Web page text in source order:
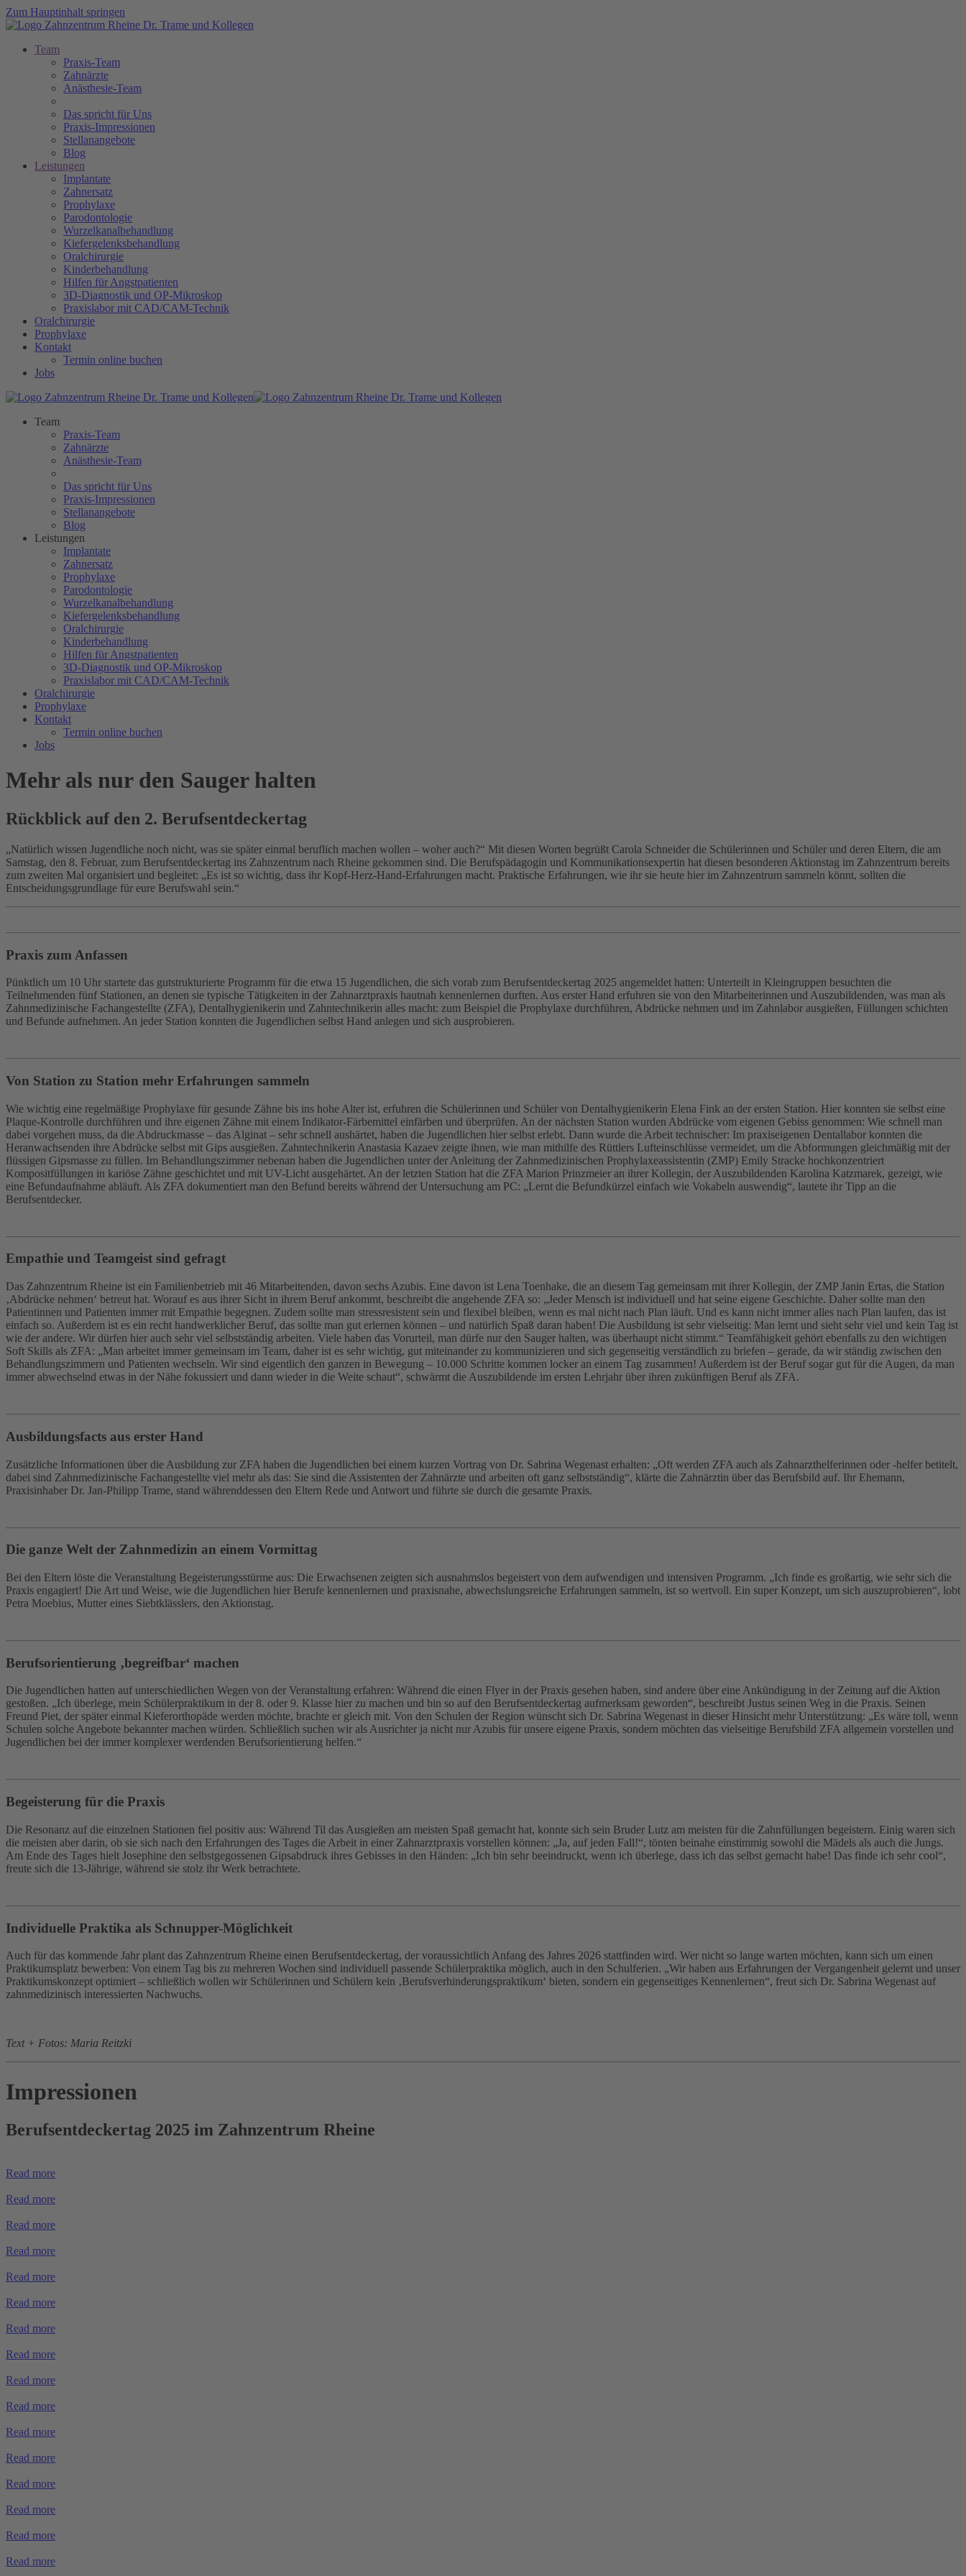
Zum Hauptinhalt springen
Team
Praxis-Team
Zahnärzte
Anästhesie-Team
Das spricht für Uns
Praxis-Impressionen
Stellanangebote
Blog
Leistungen
Implantate
Zahnersatz
Prophylaxe
Parodontologie
Wurzelkanalbehandlung
Kiefergelenksbehandlung
Oralchirurgie
Kinderbehandlung
Hilfen für Angstpatienten
3D-Diagnostik und OP-Mikroskop
Praxislabor mit CAD/CAM-Technik
Oralchirurgie
Prophylaxe
Kontakt
Termin online buchen
Jobs
Team
Praxis-Team
Zahnärzte
Anästhesie-Team
Das spricht für Uns
Praxis-Impressionen
Stellanangebote
Blog
Leistungen
Implantate
Zahnersatz
Prophylaxe
Parodontologie
Wurzelkanalbehandlung
Kiefergelenksbehandlung
Oralchirurgie
Kinderbehandlung
Hilfen für Angstpatienten
3D-Diagnostik und OP-Mikroskop
Praxislabor mit CAD/CAM-Technik
Oralchirurgie
Prophylaxe
Kontakt
Termin online buchen
Jobs
Mehr als nur den Sauger halten
Rückblick auf den 2. Berufs­entdeckertag
„Natürlich wissen Jugendliche noch nicht, was sie später einmal beruflich machen wollen – woher auch?“ Mit diesen Worten begrüßt Carola Schneider die Schülerinnen und Schüler und deren Eltern, die am
Samstag, den 8. Februar, zum Berufsentdeckertag ins Zahnzentrum nach Rheine gekommen sind. Die Berufspädagogin und Kommunikationsexpertin hat diesen besonderen Aktionstag im Zahnzentrum bereits
zum zweiten Mal organisiert und begleitet: „Es ist so wichtig, dass ihr Kopf-Herz-Hand-Erfahrungen macht. Praktische Erfahrungen, wie ihr sie heute hier im Zahnzentrum sammeln könnt, sollten die
Entscheidungsgrundlage für eure Berufswahl sein.“
Praxis zum Anfassen
Pünktlich um 10 Uhr startete das gutstrukturierte Programm für die etwa 15 Jugendlichen, die sich vorab zum Berufsentdeckertag 2025 angemeldet hatten: Unterteilt in Kleingruppen besuchten die
Teilnehmenden fünf Stationen, an denen sie typische Tätigkeiten in der Zahnarztpraxis hautnah kennenlernen durften. Aus erster Hand erfuhren sie von den Mitarbeiterinnen und Auszubildenden, was man als
Zahnmedizinische Fachangestellte (ZFA), Dentalhygienikerin und Zahntechnikerin alles macht: zum Beispiel die Prophylaxe durchführen, Abdrücke nehmen und im Zahnlabor ausgießen, Füllungen schichten
und Befunde aufnehmen. An jeder Station konnten die Jugendlichen selbst Hand anlegen und sich ausprobieren.
Von Station zu Station mehr Erfahrungen sammeln
Wie wichtig eine regelmäßige Prophylaxe für gesunde Zähne bis ins hohe Alter ist, erfuhren die Schülerinnen und Schüler von Dentalhygienikerin Elena Fink an der ersten Station. Hier konnten sie selbst eine
Plaque-Kontrolle durchführen und ihre eigenen Zähne mit einem Indikator-Färbemittel einfärben und überprüfen. An der nächsten Station wurden Abdrücke vom eigenen Gebiss genommen: Wie schnell man
dabei vorgehen muss, da die Abdruckmasse – das Alginat – sehr schnell aushärtet, haben die Jugendlichen hier selbst erlebt. Dann wurde die Arbeit technischer: Im praxiseigenen Dentallabor konnten die
Heranwachsenden ihre Abdrücke selbst mit Gips ausgießen. Zahntechnikerin Anastasia Kazaev zeigte ihnen, wie man mithilfe des Rüttlers Lufteinschlüsse vermeidet, um die Abformungen gleichmäßig mit der
flüssigen Gipsmasse zu füllen. Im Behandlungszimmer nebenan haben die Jugendlichen unter der Anleitung der Zahnmedizinischen Prophylaxeassistentin (ZMP) Emily Stracke hochkonzentriert
Kompositfüllungen in kariöse Zähne geschichtet und mit UV-Licht ausgehärtet. An der letzten Station hat die ZFA Marion Prinzmeier an ihrer Kollegin, der Auszubildenden Karolina Katzmarek, gezeigt, wie
eine Befundaufnahme abläuft. Als ZFA dokumentiert man den Befund bereits während der Untersuchung am PC: „Lernt die Befundkürzel einfach wie Vokabeln auswendig“, lautete ihr Tipp an die
Berufsentdecker.
Empathie und Teamgeist sind gefragt
Das Zahnzentrum Rheine ist ein Familienbetrieb mit 46 Mitarbeitenden, davon sechs Azubis. Eine davon ist Lena Toenhake, die an diesem Tag gemeinsam mit ihrer Kollegin, der ZMP Janin Ertas, die Station
‚Abdrücke nehmen‘ betreut hat. Worauf es aus ihrer Sicht in ihrem Beruf ankommt, beschreibt die angehende ZFA so: „Jeder Mensch ist individuell und hat seine eigene Geschichte. Daher sollte man den
Patientinnen und Patienten immer mit Empathie begegnen. Zudem sollte man stressresistent sein und flexibel bleiben, wenn es mal nicht nach Plan läuft. Und es kann nicht immer alles nach Plan laufen, das ist
einfach so. Außerdem ist es ein recht handwerklicher Beruf, das sollte man gut erlernen können – und natürlich Spaß daran haben! Die Ausbildung ist sehr vielseitig: Man lernt und sieht sehr viel und kein Tag ist
wie der andere. Wir dürfen hier auch sehr viel selbstständig arbeiten. Viele haben das Vorurteil, man dürfe nur den Sauger halten, was überhaupt nicht stimmt.“ Teamfähigkeit gehört ebenfalls zu den wichtigen
Soft Skills als ZFA: „Man arbeitet immer gemeinsam im Team, daher ist es sehr wichtig, gut miteinander zu kommunizieren und sich gegenseitig verständlich zu briefen – gerade, da wir ständig zwischen den
Behandlungszimmern und Patienten wechseln. Wir sind eigentlich den ganzen in Bewegung – 10.000 Schritte kommen locker an einem Tag zusammen! Außerdem ist der Beruf sogar gut für die Augen, da man
immer abwechselnd etwas in der Nähe fokussiert und dann wieder in die Weite schaut“, schwärmt die Auszubildende im ersten Lehrjahr über ihren zukünftigen Beruf als ZFA.
Ausbildungsfacts aus erster Hand
Zusätzliche Informationen über die Ausbildung zur ZFA haben die Jugendlichen bei einem kurzen Vortrag von Dr. Sabrina Wegenast erhalten: „Oft werden ZFA auch als Zahnarzthelferinnen oder -helfer betitelt,
dabei sind Zahnmedizinische Fachangestellte viel mehr als das: Sie sind die Assistenten der Zahnärzte und arbeiten oft ganz selbstständig“, klärte die Zahnärztin über das Berufsbild auf. Ihr Ehemann,
Praxisinhaber Dr. Jan-Philipp Trame, stand währenddessen den Eltern Rede und Antwort und führte sie durch die gesamte Praxis.
Die ganze Welt der Zahnmedizin an einem Vormittag
Bei den Eltern löste die Veranstaltung Begeisterungsstürme aus: Die Erwachsenen zeigten sich ausnahmslos begeistert von dem aufwendigen und intensiven Programm. „Ich finde es großartig, wie sehr sich die
Praxis engagiert! Die Art und Weise, wie die Jugendlichen hier Berufe kennenlernen und praxisnahe, abwechslungsreiche Erfahrungen sammeln, ist so wertvoll. Ein super Konzept, um sich auszuprobieren“, lobt
Petra Moebius, Mutter eines Siebtklässlers, den Aktionstag.
Berufsorientierung ‚begreifbar‘ machen
Die Jugendlichen hatten auf unterschiedlichen Wegen von der Veranstaltung erfahren: Während die einen Flyer in der Praxis gesehen haben, sind andere über eine Ankündigung in der Zeitung auf die Aktion
gestoßen. „Ich überlege, mein Schülerpraktikum in der 8. oder 9. Klasse hier zu machen und bin so auf den Berufsentdeckertag aufmerksam geworden“, beschreibt Justus seinen Weg in die Praxis. Seinen
Freund Piet, der später einmal Kieferorthopäde werden möchte, brachte er gleich mit. Von den Schulen der Region wünscht sich Dr. Sabrina Wegenast in dieser Hinsicht mehr Unterstützung: „Es wäre toll, wenn
Schulen solche Angebote bekannter machen würden. Schließlich suchen wir als Ausrichter ja nicht nur Azubis für unsere eigene Praxis, sondern möchten das vielseitige Berufsbild ZFA allgemein vorstellen und
Jugendlichen bei der immer komplexer werdenden Berufsorientierung helfen.“
Begeisterung für die Praxis
Die Resonanz auf die einzelnen Stationen fiel positiv aus: Während Til das Ausgießen am meisten Spaß gemacht hat, konnte sich sein Bruder Lutz am meisten für die Zahnfüllungen begeistern. Einig waren sich
die meisten aber darin, ob sie sich nach den Erfahrungen des Tages die Arbeit in einer Zahnarztpraxis vorstellen können: „Ja, auf jeden Fall!“, tönten beinahe einstimmig sowohl die Mädels als auch die Jungs.
Am Ende des Tages hielt Josephine den selbstgegossenen Gipsabdruck ihres Gebisses in den Händen: „Ich bin sehr beeindruckt, wenn ich überlege, dass ich das selbst gemacht habe! Das finde ich sehr cool“,
freute sich die 13-Jährige, während sie stolz ihr Werk betrachtete.
Individuelle Praktika als Schnupper-Möglichkeit
Auch für das kommende Jahr plant das Zahnzentrum Rheine einen Berufsentdeckertag, der voraussichtlich Anfang des Jahres 2026 stattfinden wird. Wer nicht so lange warten möchten, kann sich um einen
Praktikumsplatz bewerben: Von einem Tag bis zu mehreren Wochen sind individuell passende Schülerpraktika möglich, auch in den Schulferien. „Wir haben aus Erfahrungen der Vergangenheit gelernt und unser
Praktikumskonzept optimiert – schließlich wollen wir Schülerinnen und Schülern kein ‚Berufsverhinderungspraktikum‘ bieten, sondern ein gegenseitiges Kennenlernen“, freut sich Dr. Sabrina Wegenast auf
zahnmedizinisch interessierten Nachwuchs.
Text + Fotos: Maria Reitzki
Impressionen
Berufsentdeckertag 2025 im Zahnzentrum Rheine
Read more
Read more
Read more
Read more
Read more
Read more
Read more
Read more
Read more
Read more
Read more
Read more
Read more
Read more
Read more
Read more